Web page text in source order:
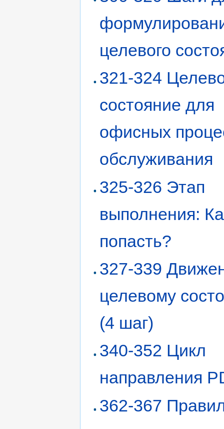
целевого
321-324
состояние для
офисных
обслуживания
325-326 Этап
выполнения:
попасть?
327-339
целевому
(4 шаг)
340-352 Цикл
направления
362-367